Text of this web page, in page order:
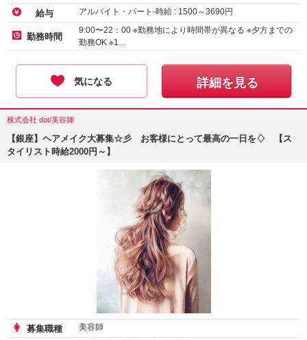
給与
アルバイト・パート-時給 : 1500～3690円
勤務時間
9:00〜22：00 ※勤務地により時間帯が異なる ※夕方までの
勤務OK ※1…
気になる 詳細を見る
株式会社 dot/美容師
【銀座】ヘアメイク大募集☆彡 お客様にとって最高の一日を♢ 【ス
タイリスト時給2000円～】
募集職種 美容師